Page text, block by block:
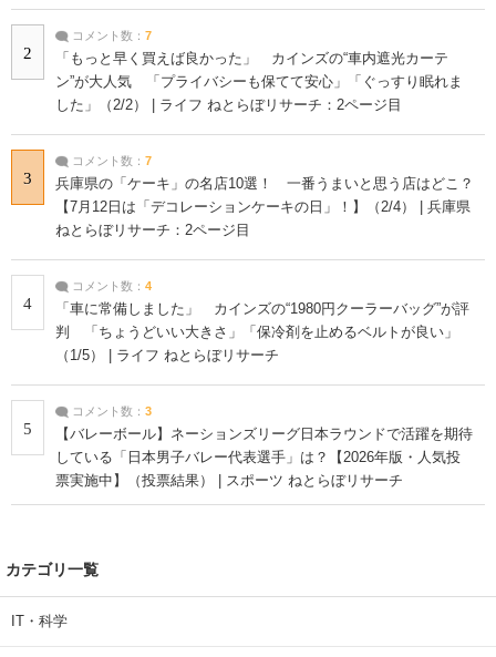
2
コメント数： 7
「もっと早く買えば良かった」 カインズの“車内遮光カーテ
ン”が大人気 「プライバシーも保てて安心」「ぐっすり眠れま
した」（2/2） | ライフ ねとらぼリサーチ：2ページ目
3
コメント数： 7
兵庫県の「ケーキ」の名店10選！ 一番うまいと思う店はどこ？
【7月12日は「デコレーションケーキの日」！】（2/4） | 兵庫県
ねとらぼリサーチ：2ページ目
4
コメント数： 4
「車に常備しました」 カインズの“1980円クーラーバッグ”が評
判 「ちょうどいい大きさ」「保冷剤を止めるベルトが良い」
（1/5） | ライフ ねとらぼリサーチ
5
コメント数： 3
【バレーボール】ネーションズリーグ日本ラウンドで活躍を期待
している「日本男子バレー代表選手」は？【2026年版・人気投
票実施中】（投票結果） | スポーツ ねとらぼリサーチ
カテゴリ一覧
IT・科学